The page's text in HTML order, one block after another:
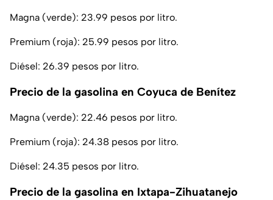
Magna (verde): 23.99 pesos por litro.
Premium (roja): 25.99 pesos por litro.
Diésel: 26.39 pesos por litro.
Precio de la gasolina en Coyuca de Benítez
Magna (verde): 22.46 pesos por litro.
Premium (roja): 24.38 pesos por litro.
Diésel: 24.35 pesos por litro.
Precio de la gasolina en Ixtapa-Zihuatanejo